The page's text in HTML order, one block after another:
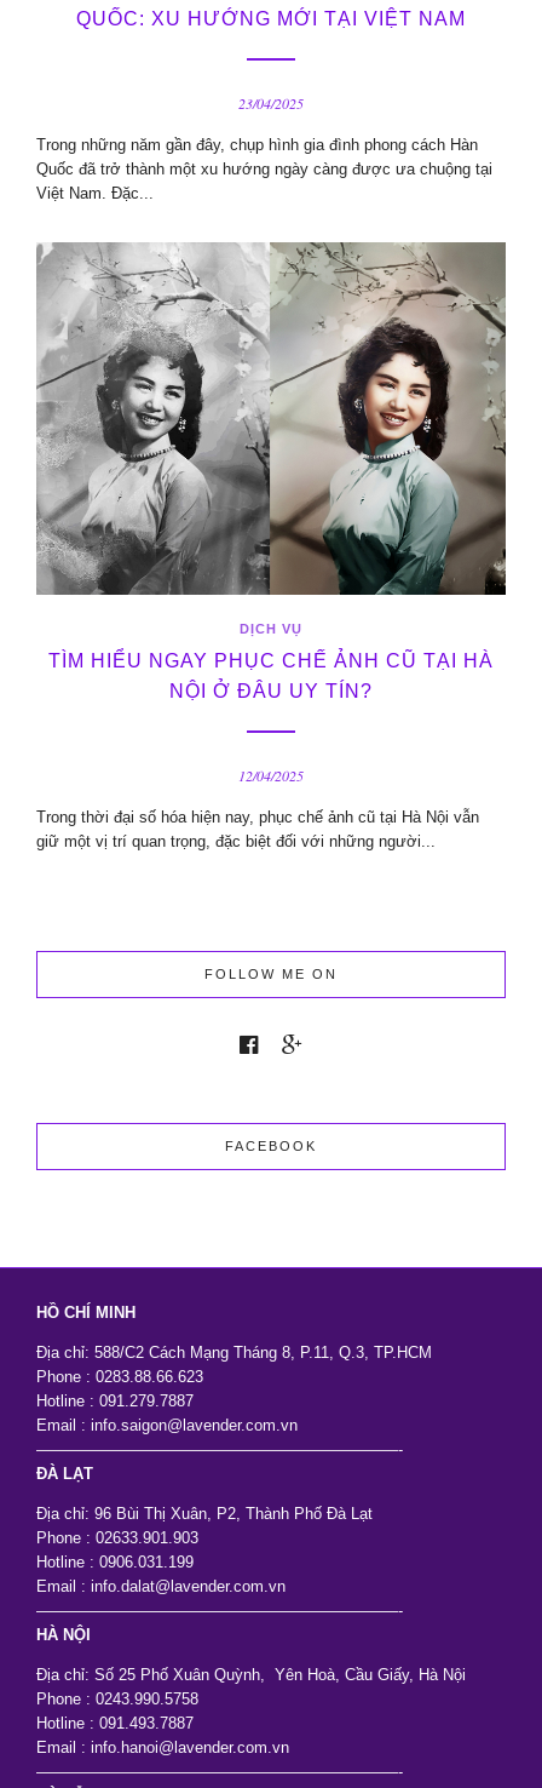
QUỐC: XU HƯỚNG MỚI TẠI VIỆT NAM
23/04/2025
Trong những năm gần đây, chụp hình gia đình phong cách Hàn
Quốc đã trở thành một xu hướng ngày càng được ưa chuộng tại
Việt Nam. Đặc...
DỊCH VỤ
TÌM HIỂU NGAY PHỤC CHẾ ẢNH CŨ TẠI HÀ
NỘI Ở ĐÂU UY TÍN?
12/04/2025
Trong thời đại số hóa hiện nay, phục chế ảnh cũ tại Hà Nội vẫn
giữ một vị trí quan trọng, đặc biệt đối với những người...
FOLLOW ME ON
FACEBOOK
HỒ CHÍ MINH
Địa chỉ: 588/C2 Cách Mạng Tháng 8, P.11, Q.3, TP.HCM
Phone : 0283.88.66.623
Hotline : 091.279.7887
Email : info.saigon@lavender.com.vn
———————————————————————-
ĐÀ LẠT
Địa chỉ: 96 Bùi Thị Xuân, P2, Thành Phố Đà Lạt
Phone : 02633.901.903
Hotline : 0906.031.199
Email : info.dalat@lavender.com.vn
———————————————————————-
HÀ NỘI
Địa chỉ: Số 25 Phố Xuân Quỳnh, Yên Hoà, Cầu Giấy, Hà Nội
Phone : 0243.990.5758
Hotline : 091.493.7887
Email : info.hanoi@lavender.com.vn
———————————————————————-